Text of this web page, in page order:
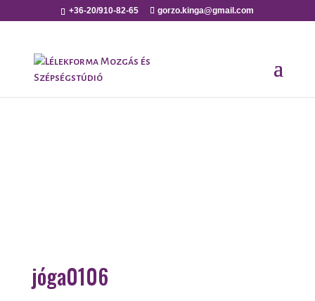
+36-20/910-82-65 gorzo.kinga@gmail.com
jóga0106